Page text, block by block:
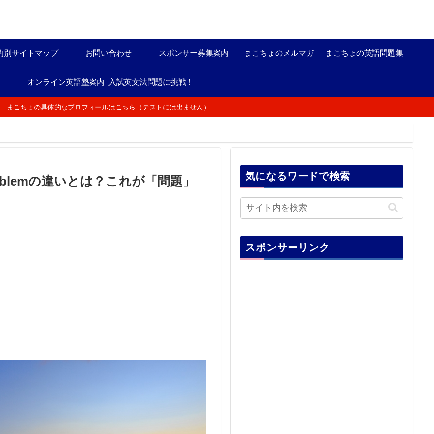
別サイトマップ お問い合わせ スポンサー募集案内 まこちょのメルマガ まこちょの英語問題集
オンライン英語塾案内 入試英文法問題に挑戦！
まこちょの具体的なプロフィールはこちら（テストには出ません）
の違いとは？これが「問題」 気になるワードで検索
スポンサーリンク